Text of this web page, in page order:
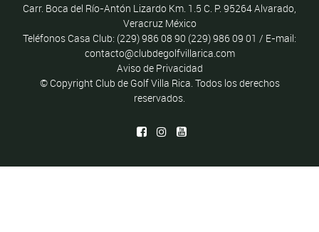
Carr. Boca del Río-Antón Lizardo Km. 1.5 C. P. 95264 Alvarado,
Veracruz México
Teléfonos Casa Club: (229) 986 08 90 (229) 986 09 01 / E-mail:
contacto@clubdegolfvillarica.com
Aviso de Privacidad
© Copyright Club de Golf Villa Rica. Todos los derechos
reservados.